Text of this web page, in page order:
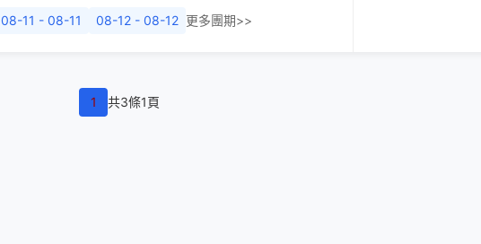
08-11 - 08-11 08-12 - 08-12 更多團期>>
1 共3條1頁